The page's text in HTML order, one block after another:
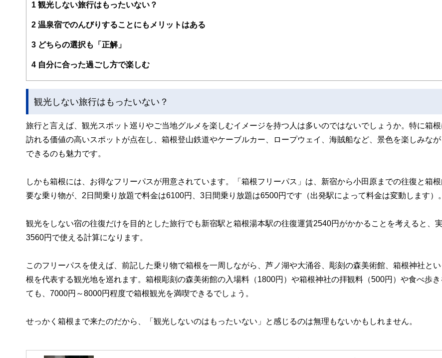
1 観光しない旅行はもったいない？
2 温泉宿でのんびりすることにもメリットはある
3 どちらの選択も「正解」
4 自分に合った過ごし方で楽しむ
観光しない旅行はもったいない？
旅行と言えば、観光スポット巡りやご当地グルメを楽しむイメージを持つ人は多いのではないでしょうか。特に箱根
訪れる価値の高いスポットが点在し、箱根登山鉄道やケーブルカー、ロープウェイ、海賊船など、景色を楽しみな
できるのも魅力です。
しかも箱根には、お得なフリーパスが用意されています。「箱根フリーパス」は、新宿から小田原までの往復と箱
要な乗り物が、2日間乗り放題で料金は6100円、3日間乗り放題は6500円です（出発駅によって料金は変動します）。
観光をしない宿の往復だけを目的とした旅行でも新宿駅と箱根湯本駅の往復運賃2540円がかかることを考えると、
3560円で使える計算になります。
このフリーパスを使えば、前記した乗り物で箱根を一周しながら、芦ノ湖や大涌谷、彫刻の森美術館、箱根神社と
根を代表する観光地を巡れます。箱根彫刻の森美術館の入場料（1800円）や箱根神社の拝観料（500円）や食べ歩き
ても、7000円～8000円程度で箱根観光を満喫できるでしょう。
せっかく箱根まで来たのだから、「観光しないのはもったいない」と感じるのは無理もないかもしれません。